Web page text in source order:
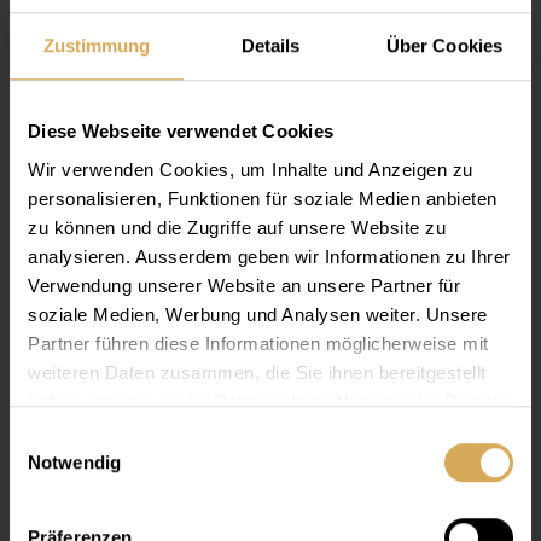
Zustimmung Details Über Cookies
Diese Webseite verwendet Cookies
Wir verwenden Cookies, um Inhalte und Anzeigen zu
personalisieren, Funktionen für soziale Medien anbieten
zu können und die Zugriffe auf unsere Website zu
analysieren. Ausserdem geben wir Informationen zu Ihrer
Verwendung unserer Website an unsere Partner für
soziale Medien, Werbung und Analysen weiter. Unsere
Partner führen diese Informationen möglicherweise mit
weiteren Daten zusammen, die Sie ihnen bereitgestellt
haben oder die sie im Rahmen Ihrer Nutzung der Dienste
Notwendig